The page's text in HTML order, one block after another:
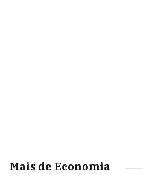
Mais de Economia